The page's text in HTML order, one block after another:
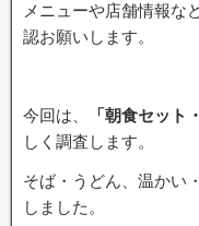
メニューや店舗情報な
認お願いします。
今回は、 「朝食セット
しく調査します。
そば・うどん、温かい
しました。